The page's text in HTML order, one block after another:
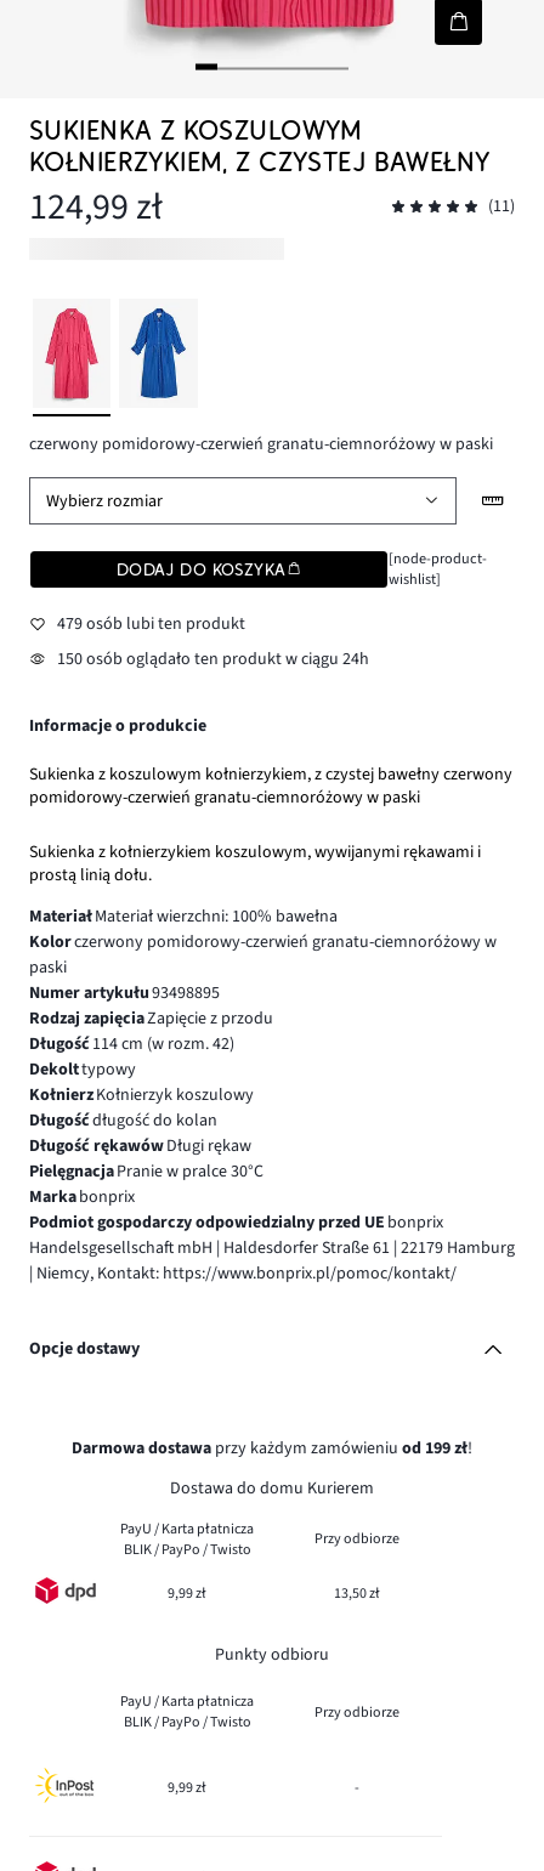
SUKIENKA Z KOSZULOWYM
KOŁNIERZYKIEM, Z CZYSTEJ BAWEŁNY
124,99 zł (11)
czerwony pomidorowy-czerwień granatu-ciemnoróżowy w paski
Wybierz rozmiar
DODAJ DO KOSZYKA
[node-product-
wishlist]
479 osób lubi ten produkt
150 osób oglądało ten produkt w ciągu 24h
Informacje o produkcie
Sukienka z koszulowym kołnierzykiem, z czystej bawełny czerwony
pomidorowy-czerwień granatu-ciemnoróżowy w paski
Sukienka z kołnierzykiem koszulowym, wywijanymi rękawami i
prostą linią dołu.
MateriałMateriał wierzchni: 100% bawełna
Kolorczerwony pomidorowy-czerwień granatu-ciemnoróżowy w
paski
Numer artykułu93498895
Rodzaj zapięciaZapięcie z przodu
Długość114 cm (w rozm. 42)
Dekolttypowy
KołnierzKołnierzyk koszulowy
Długośćdługość do kolan
Długość rękawówDługi rękaw
PielęgnacjaPranie w pralce 30°C
Markabonprix
Podmiot gospodarczy odpowiedzialny przed UE bonprix
Handelsgesellschaft mbH | Haldesdorfer Straße 61 | 22179 Hamburg
| Niemcy, Kontakt: https://www.bonprix.pl/pomoc/kontakt/
Opcje dostawy
Darmowa dostawa przy każdym zamówieniu od 199 zł!
Dostawa do domu Kurierem
PayU / Karta płatnicza
BLIK / PayPo / Twisto
Przy odbiorze
9,99 zł 13,50 zł
Punkty odbioru
PayU / Karta płatnicza
BLIK / PayPo / Twisto
Przy odbiorze
9,99 zł -